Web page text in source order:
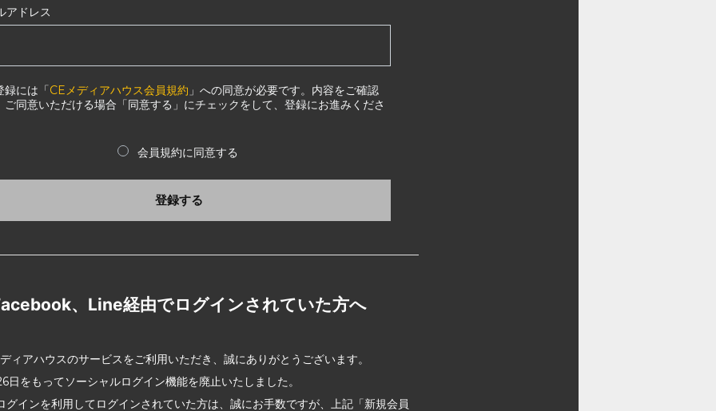
アドレス
録には「CEメディアハウス会員規約 」への同意が必要です。内容をご確認
ご同意いただける場合「同意する」にチェックをして、登録にお進みくださ
会員規約に同意する
登録する
、Line経由でログインされていた方へ
ィアハウスのサービスをご利用いただき、誠にありがとうございます。
日をもってソーシャルログイン機能を廃止いたしました。
グインを利用してログインされていた方は、誠にお手数ですが、上記「新規会員